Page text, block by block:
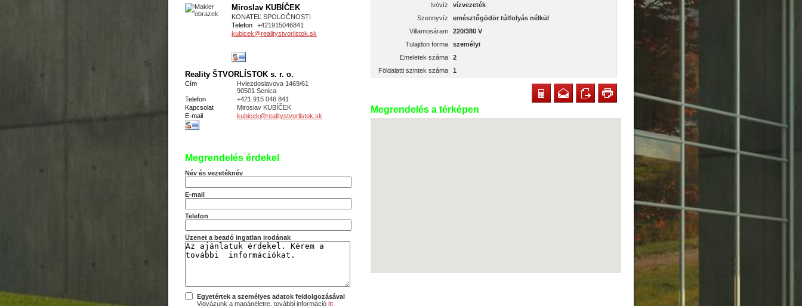
Miroslav KUBÍČEK
KONATEĽ SPOLOČNOSTI
Telefon
+421915046841
kubicek@realitystvorlistok.sk
Reality ŠTVORLÍSTOK s. r. o.
Cím
Hviezdoslavova 1469/61
90501 Senica
Telefon
+421 915 046 841
Kapcsolat
Miroslav KUBÍČEK
E-mail
kubicek@realitystvorlistok.sk
Megrendelés érdekel
Név és vezetéknév
E-mail
Telefon
Üzenet a beadó ingatlan irodának
Egyetértek a személyes adatok feldolgozásával
Vigyázunk a magánéletre, további információ itt
Ivóvíz
vízvezeték
Szennyvíz
emésztőgödör túlfolyás nélkül
Villamosáram
220/380 V
Tulajdon forma
személyi
Emeletek száma
2
Földalatti szintek száma
1
Megrendelés a térképen